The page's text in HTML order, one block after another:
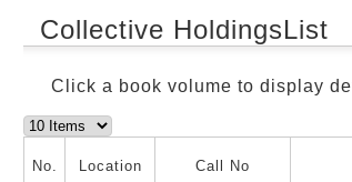
Collective HoldingsList
Click a book volume to display
No. Location Call No